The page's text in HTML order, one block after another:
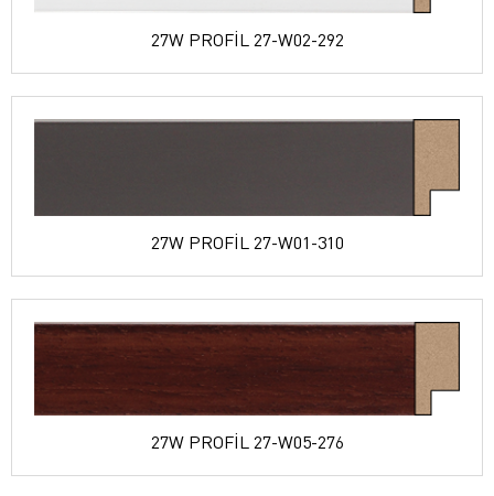
27W PROFİL 27-W02-292
27W PROFİL 27-W01-310
27W PROFİL 27-W05-276